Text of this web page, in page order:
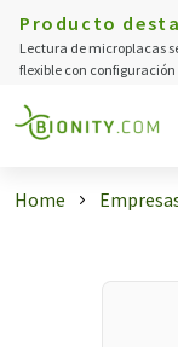
Producto
Lectura de microplacas
flexible con
Home